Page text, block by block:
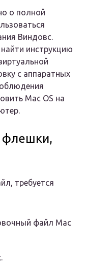
о полной
Виндовс.
инструкцию
с аппаратных
Mac OS на
флешки,
требуется
файл Mac